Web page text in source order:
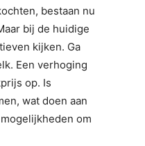
bestaan nu
bij de huidige
kijken. Ga
Een verhoging
op. Is
wat doen aan
om